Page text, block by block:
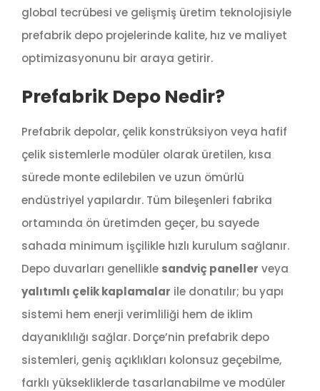
global tecrübesi ve gelişmiş üretim teknolojisiyle
prefabrik depo projelerinde kalite, hız ve maliyet
optimizasyonunu bir araya getirir.
Prefabrik Depo Nedir?
Prefabrik depolar, çelik konstrüksiyon veya hafif
çelik sistemlerle modüler olarak üretilen, kısa
sürede monte edilebilen ve uzun ömürlü
endüstriyel yapılardır. Tüm bileşenleri fabrika
ortamında ön üretimden geçer, bu sayede
sahada minimum işçilikle hızlı kurulum sağlanır.
Depo duvarları genellikle sandviç paneller veya
yalıtımlı çelik kaplamalar ile donatılır; bu yapı
sistemi hem enerji verimliliği hem de iklim
dayanıklılığı sağlar. Dorçe’nin prefabrik depo
sistemleri, geniş açıklıkları kolonsuz geçebilme,
farklı yüksekliklerde tasarlanabilme ve modüler